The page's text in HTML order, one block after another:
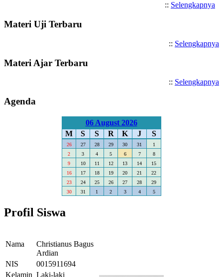
:: Selengkapnya
Materi Uji Terbaru
:: Selengkapnya
Materi Ajar Terbaru
:: Selengkapnya
Agenda
06 August 2026
M
S S R K J S
26 27 28 29 30 31
1
2
3 4 5 6 7
8
9
10 11 12 13 14
15
16
17 18 19 20 21
22
23
24 25 26 27 28
29
30
31 1 2 3 4 5
Profil Siswa
Nama
Christianus Bagus
Ardian
NIS
0015911694
Kelamin Laki-laki